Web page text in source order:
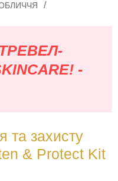
-
та захисту
& Protect Kit